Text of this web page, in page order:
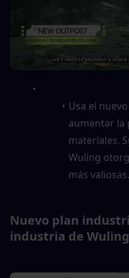
Usa el
aumentar la
materiales.
Wuling
más valiosas.
Nuevo plan
industria de Wuling